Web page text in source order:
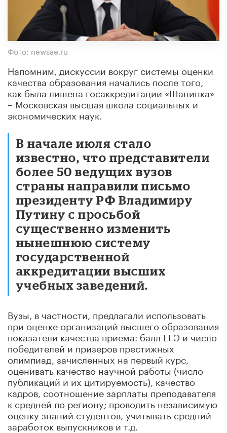
Фото: newsae.ru
Напомним, дискуссии вокруг системы оценки
качества образования начались после того,
как была лишена госаккредитации «Шанинка»
– Московская высшая школа социальных и
экономических наук.
В начале июля стало
известно, что представители
более 50 ведущих вузов
страны направили письмо
президенту РФ Владимиру
Путину с просьбой
существенно изменить
нынешнюю систему
государственной
аккредитации высших
учебных заведений.
Вузы, в частности, предлагали использовать
при оценке организаций высшего образования
показатели качества приема: балл ЕГЭ и число
победителей и призеров престижных
олимпиад, зачисленных на первый курс,
оценивать качество научной работы (число
публикаций и их цитируемость), качество
кадров, соотношение зарплаты преподавателя
к средней по региону; проводить независимую
оценку знаний студентов, учитывать средний
заработок выпускников и т.д.